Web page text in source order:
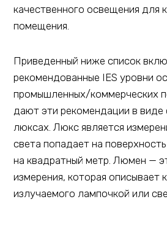
качественного освещения для
помещения.
Приведенный ниже список
рекомендованные IES уровни
промышленных/коммерческих
дают эти рекомендации в виде
люксах. Люкс является
света попадает на
на квадратный метр. Люмен —
измерения, которая описывает
излучаемого лампочкой или